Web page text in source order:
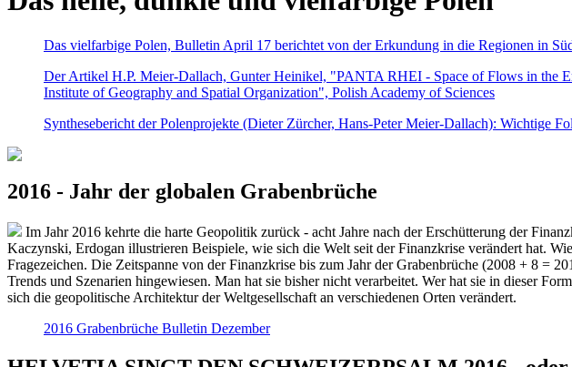
Das vielfarbige Polen, Bulletin April 17 berichtet von der Erkundung in die Regionen in
Der Artikel H.P. Meier-Dallach, Gunter Heinikel, "PANTA RHEI - Space of Flows in the
Institute of Geography and Spatial Organization", Polish Academy of Sciences
Synthesebericht der Polenprojekte (Dieter Zürcher, Hans-Peter Meier-Dallach): Wichtige
2016 - Jahr der globalen Grabenbrüche
Im Jahr 2016 kehrte die harte Geopolitik zurück - acht Jahre nach der Erschütterung der
Kaczynski, Erdogan illustrieren Beispiele, wie sich die Welt seit der Finanzkrise verändert hat.
Fragezeichen. Die Zeitspanne von der Finanzkrise bis zum Jahr der Grabenbrüche (2008 + 8 =
Trends und Szenarien hingewiesen. Man hat sie bisher nicht verarbeitet. Wer hat sie in dieser
sich die geopolitische Architektur der Weltgesellschaft an verschiedenen Orten verändert.
2016 Grabenbrüche Bulletin Dezember